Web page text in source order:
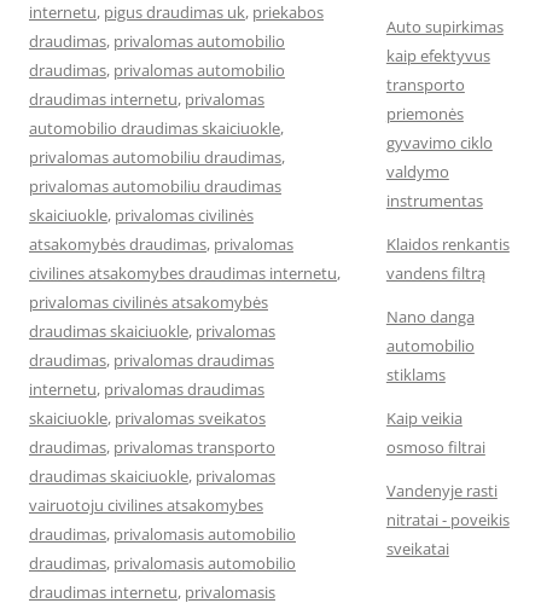
internetu, pigus draudimas uk, priekabos
draudimas, privalomas automobilio
draudimas, privalomas automobilio
draudimas internetu, privalomas
automobilio draudimas skaiciuokle,
privalomas automobiliu draudimas,
privalomas automobiliu draudimas
skaiciuokle, privalomas civilinės
atsakomybės draudimas, privalomas
civilines atsakomybes draudimas internetu,
privalomas civilinės atsakomybės
draudimas skaiciuokle, privalomas
draudimas, privalomas draudimas
internetu, privalomas draudimas
skaiciuokle, privalomas sveikatos
draudimas, privalomas transporto
draudimas skaiciuokle, privalomas
vairuotoju civilines atsakomybes
draudimas, privalomasis automobilio
draudimas, privalomasis automobilio
draudimas internetu, privalomasis
Auto supirkimas
kaip efektyvus
transporto
priemonės
gyvavimo ciklo
valdymo
instrumentas
Klaidos renkantis
vandens filtrą
Nano danga
automobilio
stiklams
Kaip veikia
osmoso filtrai
Vandenyje rasti
nitratai - poveikis
sveikatai